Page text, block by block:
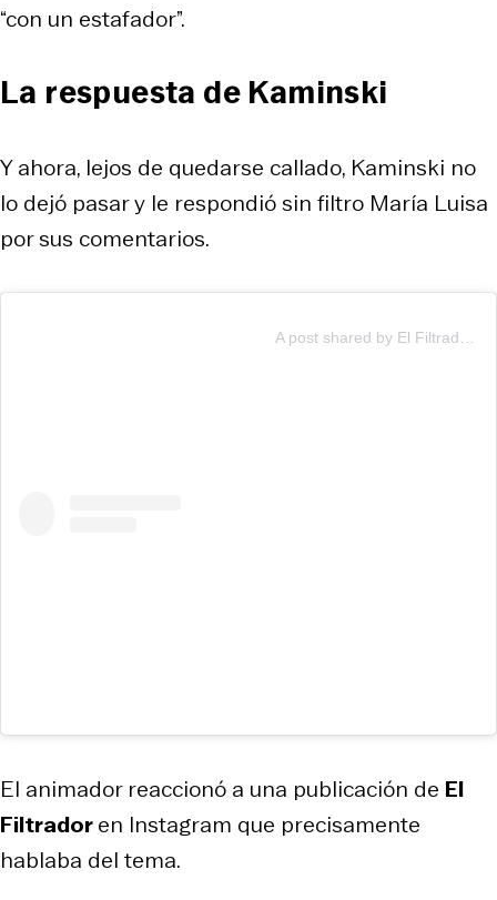
“con un estafador”.
La respuesta de Kaminski
Y ahora, lejos de quedarse callado, Kaminski no
lo dejó pasar y le respondió sin filtro María Luisa
por sus comentarios.
El animador reaccionó a una publicación de El
Filtradoren Instagram que precisamente
hablaba del tema.